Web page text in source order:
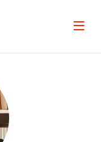
Page